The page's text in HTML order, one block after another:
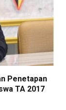
Penetapan
TA 2017